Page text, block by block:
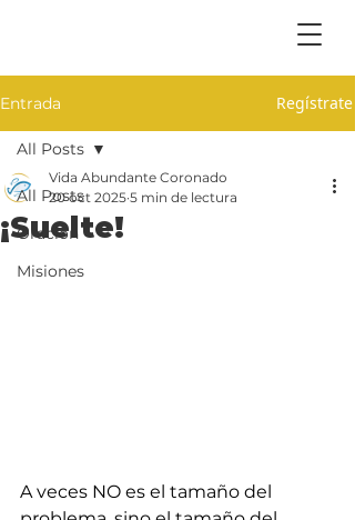
Entrada Regístrate
All Posts
Oración
Misiones
All Posts
¡Suelte!
Vida Abundante Coronado
20 oct 2025 5 min de lectura
A veces NO es el tamaño del